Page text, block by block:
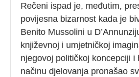
Rečeni ispad je, međutim,
povijesna bizarnost kada je
Benito Mussolini u
književnoj i umjetničkoj
njegovoj političkoj koncepciji i
načinu djelovanja pronašao